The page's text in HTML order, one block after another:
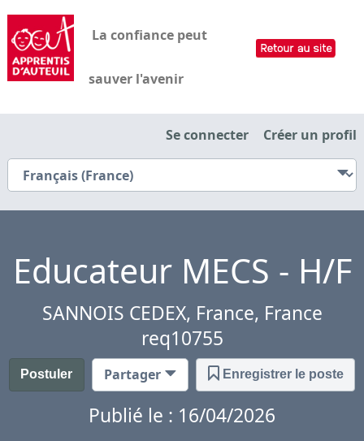
La confiance peut
sauver l'avenir
Se connecter Créer un profil
Educateur MECS - H/F
SANNOIS CEDEX, France, France
req10755
Postuler Partager Enregistrer le poste
Publié le : 16/04/2026